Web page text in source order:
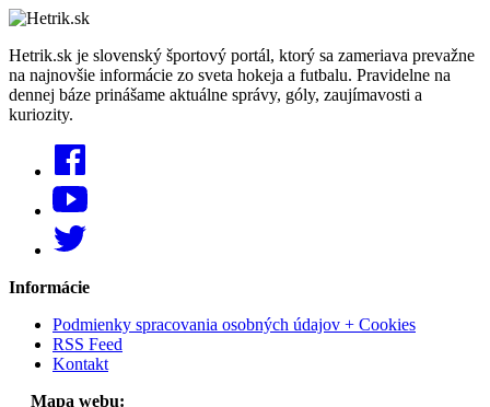
Hetrik.sk je slovenský športový portál, ktorý sa zameriava prevažne
na najnovšie informácie zo sveta hokeja a futbalu. Pravidelne na
dennej báze prinášame aktuálne správy, góly, zaujímavosti a
kuriozity.
Informácie
Podmienky spracovania osobných údajov + Cookies
RSS Feed
Kontakt
Mapa webu: